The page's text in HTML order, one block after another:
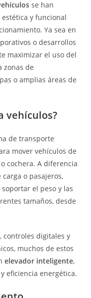
se han
y funcional
Ya sea en
o desarrollos
maximizar el uso del
zonas de
o amplias áreas de
vehículos?
de transporte
mover vehículos de
cochera. A diferencia
o pasajeros,
el peso y las
tamaños, desde
controles digitales y
muchos de estos
elevador inteligente,
eficiencia energética.